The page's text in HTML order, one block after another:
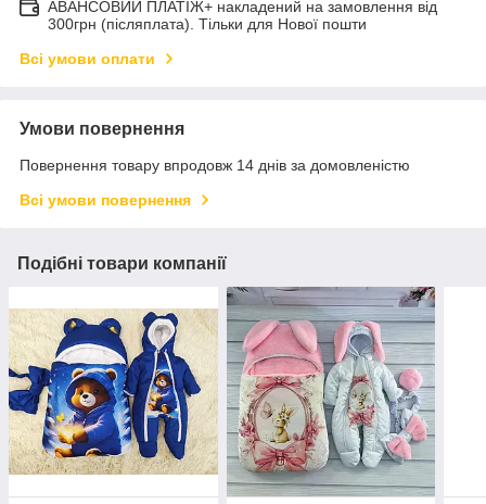
АВАНСОВИЙ ПЛАТІЖ+ накладений на замовлення від
300грн (післяплата). Тільки для Нової пошти
Всі умови оплати
Умови повернення
Повернення товару впродовж 14 днів за домовленістю
Всі умови повернення
Подібні товари компанії